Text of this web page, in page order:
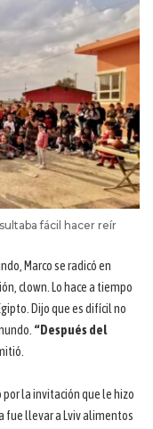
fácil hacer reír
Marco se radicó en
clown. Lo hace a tiempo
Dijo que es difícil no
“Después del
la invitación que le hizo
fue llevar a Lviv alimentos